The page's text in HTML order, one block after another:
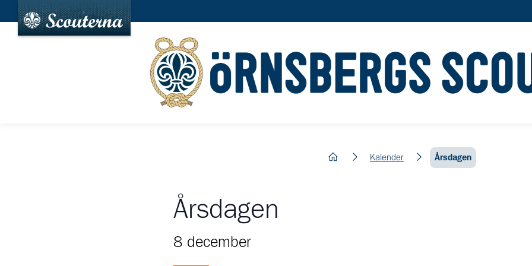
hem Kalender Årsdagen
Årsdagen
8 december